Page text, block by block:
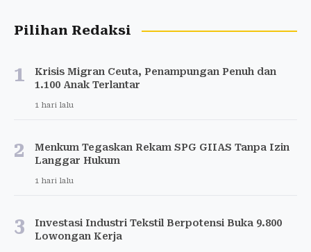
Pilihan Redaksi
1
Krisis Migran Ceuta, Penampungan Penuh dan
1.100 Anak Terlantar
1 hari lalu
2
Menkum Tegaskan Rekam SPG GIIAS Tanpa Izin
Langgar Hukum
1 hari lalu
3
Investasi Industri Tekstil Berpotensi Buka 9.800
Lowongan Kerja